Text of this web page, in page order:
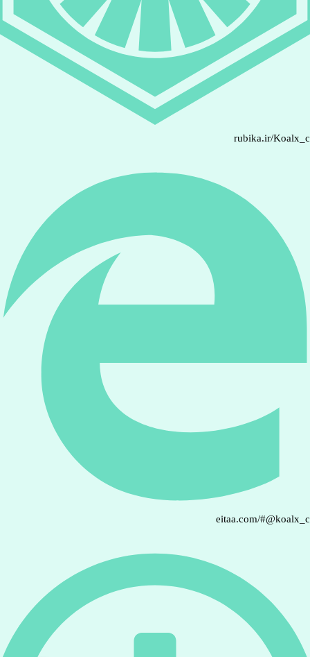
rubika.ir/
eitaa.com/